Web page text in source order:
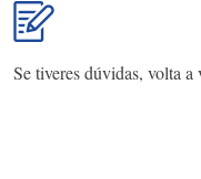
Se tiveres dúvidas, volta a